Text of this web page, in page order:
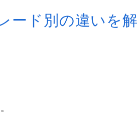
ード別の違いを